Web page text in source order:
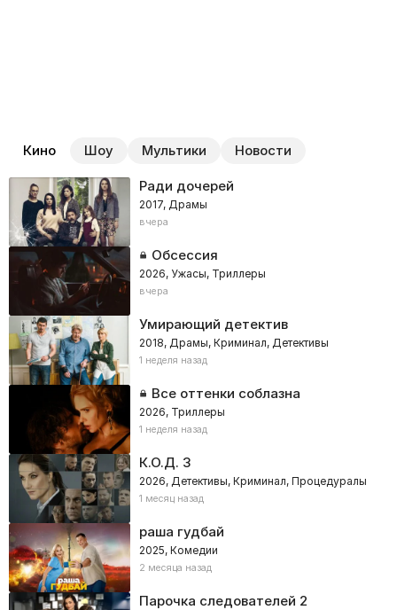
Кино Шоу Мультики Новости
Ради дочерей
2017, Драмы
вчера
Обсессия
2026, Ужасы, Триллеры
вчера
Умирающий детектив
2018, Драмы, Криминал, Детективы
1 неделя назад
Все оттенки соблазна
2026, Триллеры
1 неделя назад
К.О.Д. 3
2026, Детективы, Криминал, Процедуралы
1 месяц назад
раша гудбай
2025, Комедии
2 месяца назад
Парочка следователей 2